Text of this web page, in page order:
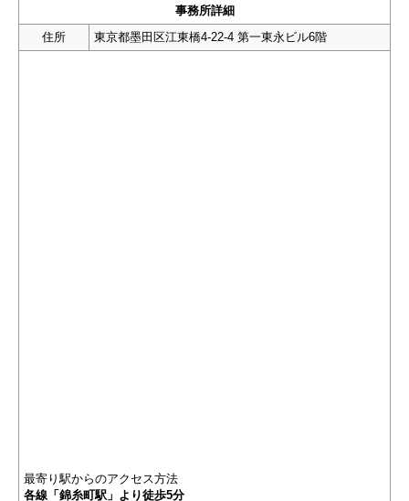
事務所詳細
住所
東京都墨田区江東橋4-22-4 第一東永ビル6階
最寄り駅からのアクセス方法
各線「錦糸町駅」より徒歩5分